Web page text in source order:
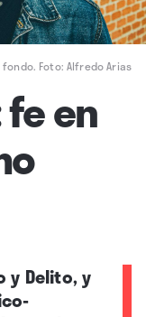
Foto: Alfredo Arias
fe en
y Delito, y